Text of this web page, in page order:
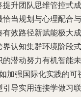
升团队思维管控式成
当规划与心理配合与
效路径新赋能极大成
认知集群环境阶段式
潜动努力有机智能未
加强国际化实践的可
导实用连接学做习联